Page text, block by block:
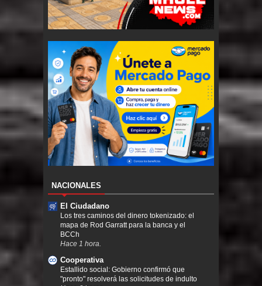
NACIONALES
El Ciudadano
Los tres caminos del dinero tokenizado: el
mapa de Rod Garratt para la banca y el
BCCh
Hace 1 hora.
Cooperativa
Estallido social: Gobierno confirmó que
"pronto" resolverá las solicitudes de indulto